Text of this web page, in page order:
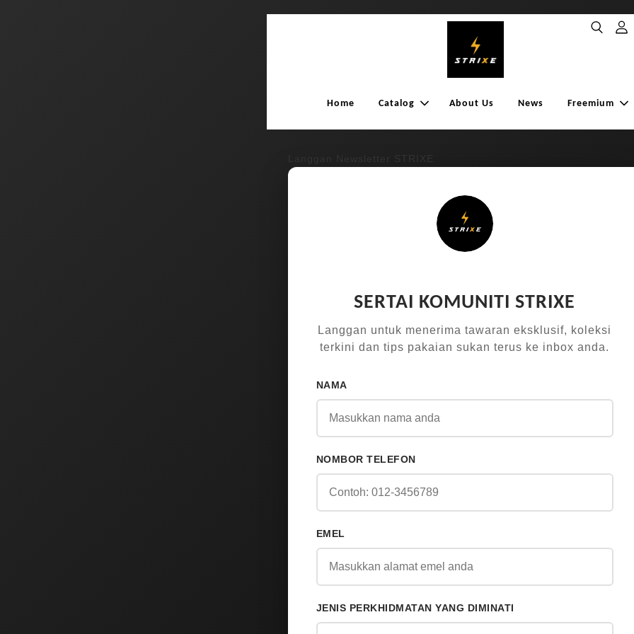
Home Catalog About Us News Freemium
SERTAI KOMUNITI STRIXE
Langgan untuk menerima tawaran eksklusif, koleksi
terkini dan tips pakaian sukan terus ke inbox anda.
NAMA
NOMBOR TELEFON
EMEL
JENIS PERKHIDMATAN YANG DIMINATI